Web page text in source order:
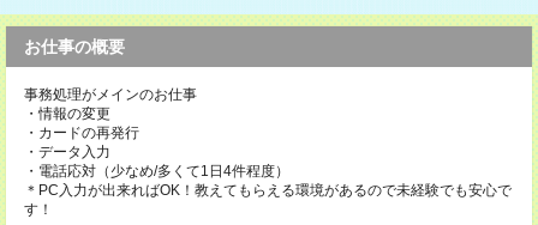
お仕事の概要
事務処理がメインのお仕事
・情報の変更
・カードの再発行
・データ入力
・電話応対（少なめ/多くて1日4件程度）
＊PC入力が出来ればOK！教えてもらえる環境があるので未経験でも安心で
す！